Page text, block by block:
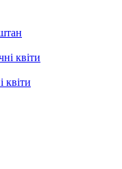
квіти
квіти